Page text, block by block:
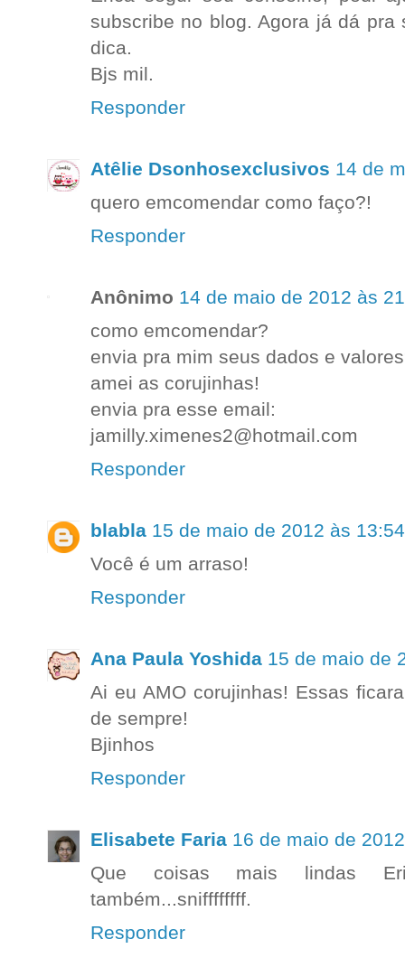
subscribe no blog. Agora já dá
dica.
Bjs mil.
Responder
Atêlie Dsonhosexclusivos 14 de
quero emcomendar como faço?!
Responder
Anônimo 14 de maio de 2012 às
como emcomendar?
envia pra mim seus dados e
amei as corujinhas!
envia pra esse email:
jamilly.ximenes2@hotmail.com
Responder
blabla 15 de maio de 2012 às 13:54
Você é um arraso!
Responder
Ana Paula Yoshida 15 de maio de
Ai eu AMO corujinhas! Essas
de sempre!
Bjinhos
Responder
Elisabete Faria 16 de maio de
Que coisas mais lindas
também...sniffffffff.
Responder